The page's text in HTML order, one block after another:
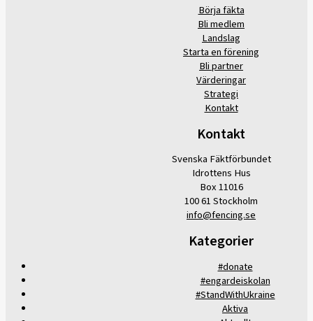
Börja fäkta
Bli medlem
Landslag
Starta en förening
Bli partner
Värderingar
Strategi
Kontakt
Kontakt
Svenska Fäktförbundet
Idrottens Hus
Box 11016
100 61 Stockholm
info@fencing.se
Kategorier
#donate
#engardeiskolan
#StandWithUkraine
Aktiva